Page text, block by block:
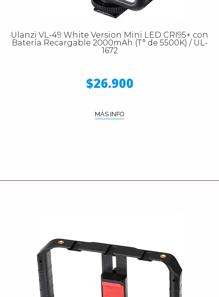
Ulanzi VL-49 White Version Mini LED CRI95+ con
Batería Recargable 2000mAh (T° de 5500K) / UL-
1672
$26.900
MÁS INFO